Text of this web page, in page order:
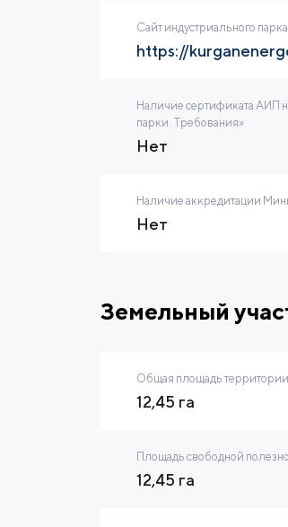
Сайт индустриального парка
https://
Наличие сертификата АИП
парки. Требования»
Нет
Наличие аккредитации
Нет
Земельный
Общая площадь территории
12,45 га
Площадь свободной
12,45 га